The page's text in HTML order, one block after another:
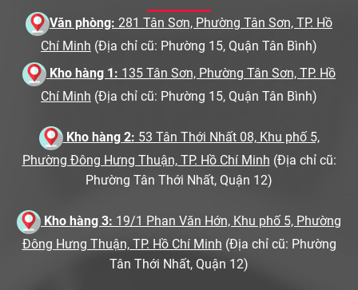
Văn phòng: 281 Tân Sơn, Phường Tân Sơn, TP. Hồ
Chí Minh (Địa chỉ cũ: Phường 15, Quận Tân Bình)
Kho hàng 1: 135 Tân Sơn, Phường Tân Sơn, TP. Hồ
Chí Minh (Địa chỉ cũ: Phường 15, Quận Tân Bình)
Kho hàng 2: 53 Tân Thới Nhất 08, Khu phố 5,
Phường Đông Hưng Thuận, TP. Hồ Chí Minh (Địa chỉ cũ:
Phường Tân Thới Nhất, Quận 12)
Kho hàng 3: 19/1 Phan Văn Hớn, Khu phố 5, Phường
Đông Hưng Thuận, TP. Hồ Chí Minh (Địa chỉ cũ: Phường
Tân Thới Nhất, Quận 12)